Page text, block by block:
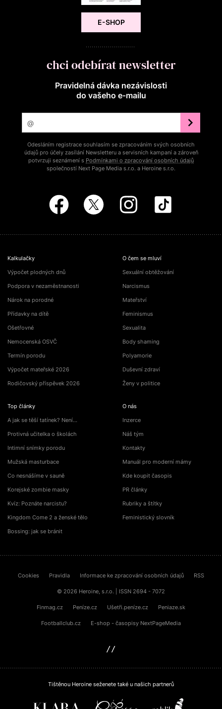
E-SHOP
chci odebírat newsletter
Pravidelná dávka nezávislosti
do vašeho e‑mailu
Odesláním registrace souhlasím se zpracováním svých osobních
údajů pro účely zasílání Newsletteru a servisních kampaní a zároveň
potvrzuji seznámení s Podmínkami o zpracování osobních údajů
společností Next Page Media s.r.o. a Heroine s.r.o.
Kalkulačky
Výpočet plodných dnů
Podpora v nezaměstnanosti
Nárok na porodné
Přídavky na dítě
Ošetřovné
Nemocenská OSVČ
Termín porodu
Výpočet mateřské 2026
Rodičovský příspěvek 2026
Top články
A jak se těší tatínek? Není…
Protivná učitelka o školách
Intimní snímky porodu
Mužská masturbace
Co nesnášíme v sauně
Korejské zombie masky
Kvíz: Poznáte narcistu?
Kingdom Come 2 a ženské tělo
Bossing: jak se bránit
O čem se mluví
Sexuální obtěžování
Narcismus
Mateřství
Feminismus
Sexualita
Body shaming
Polyamorie
Duševní zdraví
Ženy v politice
O nás
Inzerce
Náš tým
Kontakty
Manuál pro moderní mámy
Kde koupit časopis
PR články
Rubriky a štítky
Feministický slovník
Cookies Pravidla Informace ke zpracování osobních údajů RSS
© 2026 Heroine, s.r.o. | ISSN 2694 - 7072
Finmag.cz Peníze.cz Ušetři.peníze.cz Peniaze.sk
Footballclub.cz E-shop - časopisy NextPageMedia
Tištěnou Heroine seženete také u našich partnerů